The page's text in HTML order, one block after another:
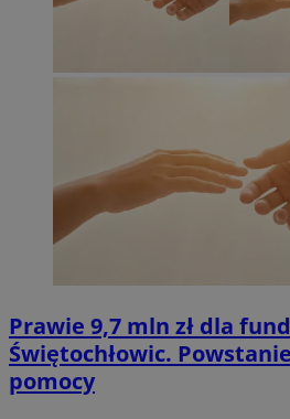
Prawie 9,7 mln zł dla
Świętochłowic.
pomocy